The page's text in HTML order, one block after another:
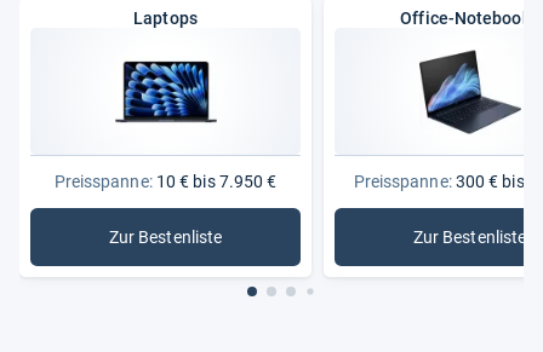
Laptops
Preisspanne:10 € bis 7.950 €
Zur Bestenliste
: Laptops
Office-Notebooks
Preisspanne:300 € bis
Zur Bestenliste
: Office-